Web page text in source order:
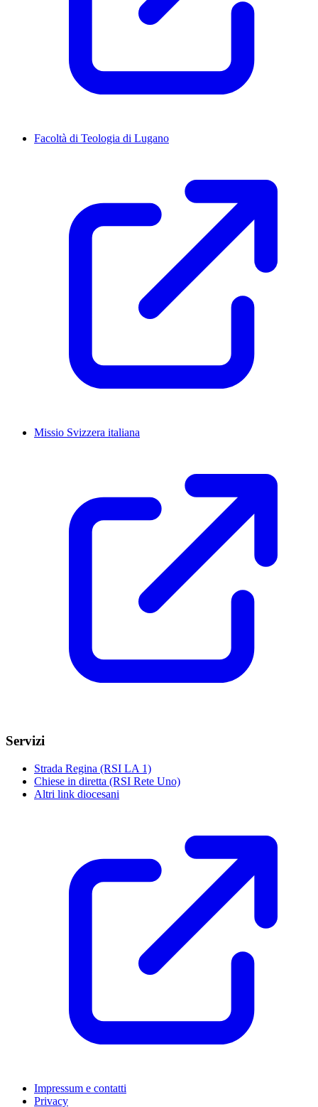
Facoltà di Teologia di Lugano
Missio Svizzera italiana
Servizi
Strada Regina (RSI LA 1)
Chiese in diretta (RSI Rete Uno)
Altri link diocesani
Impressum e contatti
Privacy